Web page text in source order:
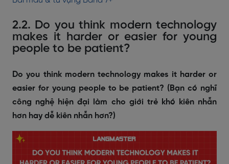
2.2. Do you think modern technology
makes it harder or easier for young
people to be patient?
Do you think modern technology makes it harder or
easier for young people to be patient? (Bạn có nghĩ
công nghệ hiện đại làm cho giới trẻ khó kiên nhẫn
hơn hay dễ kiên nhẫn hơn?)